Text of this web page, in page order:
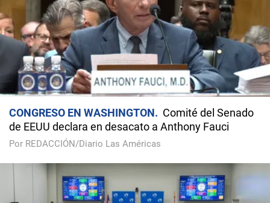
CONGRESO EN WASHINGTON
Comité del Senado
de EEUU declara en desacato a Anthony Fauci
Por REDACCIÓN/Diario Las Américas